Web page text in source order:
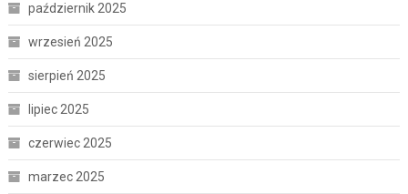
październik 2025
wrzesień 2025
sierpień 2025
lipiec 2025
czerwiec 2025
marzec 2025